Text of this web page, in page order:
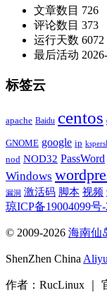
文章数目 726
评论数目 373
运行天数 6072
最后活动
标签云
apache Baidu centos
GNOME google ip
nod NOD32 PassWord
Windows
漏洞 激活码 脚本 视频
琼ICP备19004099号-
© 2009-2026 海南仙
ShenZhen China
作者：RucLinux ｜